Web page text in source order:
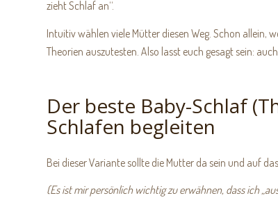
zieht Schlaf an“.
Intuitiv wählen viele Mütter diesen Weg. Schon allein,
Theorien auszutesten. Also lasst euch gesagt sein:
Der beste Baby-Schlaf
Schlafen begleiten
Bei dieser Variante sollte die Mutter da sein und auf
(Es ist mir persönlich wichtig zu erwähnen, dass ich